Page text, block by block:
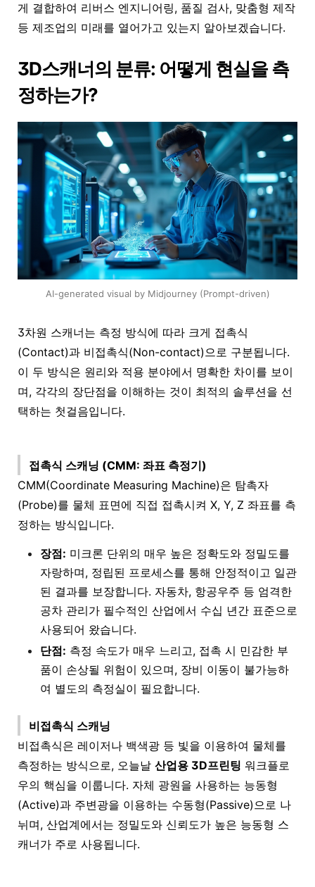
게 결합하여 리버스 엔지니어링, 품질 검사, 맞춤형 제작
등 제조업의 미래를 열어가고 있는지 알아보겠습니다.
3D스캐너의 분류: 어떻게 현실을 측
정하는가?
AI-generated visual by Midjourney (Prompt-driven)
3차원 스캐너는 측정 방식에 따라 크게 접촉식
(Contact)과 비접촉식(Non-contact)으로 구분됩니다.
이 두 방식은 원리와 적용 분야에서 명확한 차이를 보이
며, 각각의 장단점을 이해하는 것이 최적의 솔루션을 선
택하는 첫걸음입니다.
접촉식 스캐닝 (CMM: 좌표 측정기)
CMM(Coordinate Measuring Machine)은 탐촉자
(Probe)를 물체 표면에 직접 접촉시켜 X, Y, Z 좌표를 측
정하는 방식입니다.
장점: 미크론 단위의 매우 높은 정확도와 정밀도를
자랑하며, 정립된 프로세스를 통해 안정적이고 일관
된 결과를 보장합니다. 자동차, 항공우주 등 엄격한
공차 관리가 필수적인 산업에서 수십 년간 표준으로
사용되어 왔습니다.
단점: 측정 속도가 매우 느리고, 접촉 시 민감한 부
품이 손상될 위험이 있으며, 장비 이동이 불가능하
여 별도의 측정실이 필요합니다.
비접촉식 스캐닝
비접촉식은 레이저나 백색광 등 빛을 이용하여 물체를
측정하는 방식으로, 오늘날 산업용 3D프린팅 워크플로
우의 핵심을 이룹니다. 자체 광원을 사용하는 능동형
(Active)과 주변광을 이용하는 수동형(Passive)으로 나
뉘며, 산업계에서는 정밀도와 신뢰도가 높은 능동형 스
캐너가 주로 사용됩니다.